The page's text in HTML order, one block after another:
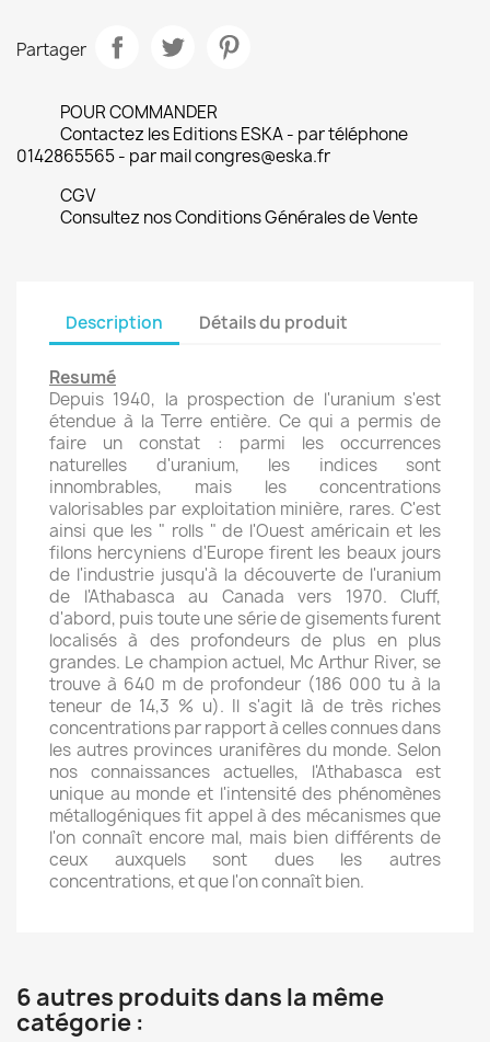
Partager
POUR COMMANDER
Contactez les Editions ESKA - par téléphone
0142865565 - par mail congres@eska.fr
CGV
Consultez nos Conditions Générales de Vente
Description Détails du produit
Resumé
Depuis 1940, la prospection de l'uranium s'est
étendue à la Terre entière. Ce qui a permis de
faire un constat : parmi les occurrences
naturelles d'uranium, les indices sont
innombrables, mais les concentrations
valorisables par exploitation minière, rares. C'est
ainsi que les " rolls " de l'Ouest américain et les
filons hercyniens d'Europe firent les beaux jours
de l'industrie jusqu'à la découverte de l'uranium
de l'Athabasca au Canada vers 1970. Cluff,
d'abord, puis toute une série de gisements furent
localisés à des profondeurs de plus en plus
grandes. Le champion actuel, Mc Arthur River, se
trouve à 640 m de profondeur (186 000 tu à la
teneur de 14,3 % u). Il s'agit là de très riches
concentrations par rapport à celles connues dans
les autres provinces uranifères du monde. Selon
nos connaissances actuelles, l'Athabasca est
unique au monde et l'intensité des phénomènes
métallogéniques fit appel à des mécanismes que
l'on connaît encore mal, mais bien différents de
ceux auxquels sont dues les autres
concentrations, et que l'on connaît bien.
6 autres produits dans la même
catégorie :